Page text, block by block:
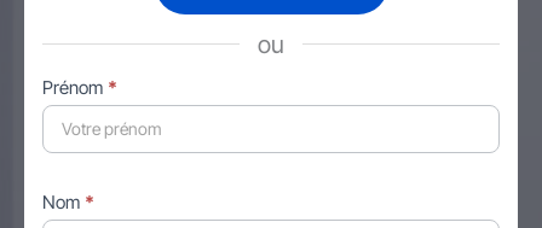
ou
Formulaire
simple
avec
Prénom *
Nom *